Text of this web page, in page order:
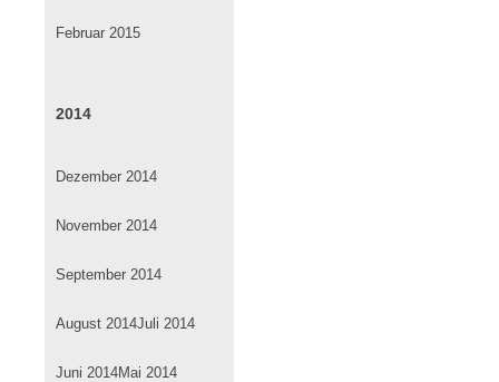
Februar 2015
2014
Dezember 2014
November 2014
September 2014
August 2014Juli 2014
Juni 2014Mai 2014